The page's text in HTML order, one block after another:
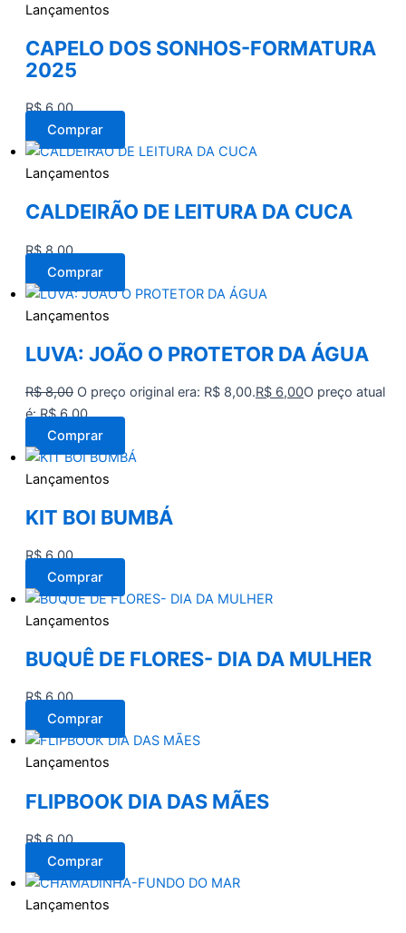
Lançamentos
CAPELO DOS SONHOS-FORMATURA
2025
R$6,00
Comprar
Lançamentos
CALDEIRÃO DE LEITURA DA CUCA
R$8,00
Comprar
Lançamentos
LUVA: JOÃO O PROTETOR DA ÁGUA
R$8,00 O preço original era: R$ 8,00.R$ 6,00O preço atual
é: R$ 6,00.
Comprar
Lançamentos
KIT BOI BUMBÁ
R$6,00
Comprar
Lançamentos
BUQUÊ DE FLORES- DIA DA MULHER
R$6,00
Comprar
Lançamentos
FLIPBOOK DIA DAS MÃES
R$6,00
Comprar
Lançamentos